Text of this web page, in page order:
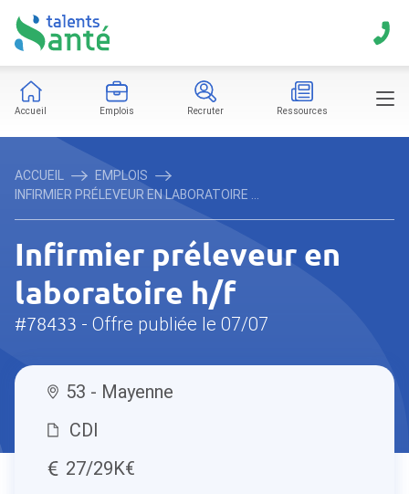
Accueil Emplois Recruter Ressources
ACCUEIL
EMPLOIS
INFIRMIER PRÉLEVEUR EN LABORATOIRE ...
Infirmier préleveur en
laboratoire h/f
#78433 - Offre publiée le 07/07
53 - Mayenne
CDI
27/29K€